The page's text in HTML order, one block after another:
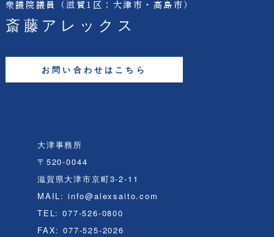
衆議院議員 （滋賀1区：大津市・高島市）
斎藤アレックス
お問い合わせはこちら
大津事務所
〒520-0044
滋賀県大津市京町3-2-11
MAIL: info@alexsaito.com
TEL: 077-526-0800
FAX: 077-525-2026